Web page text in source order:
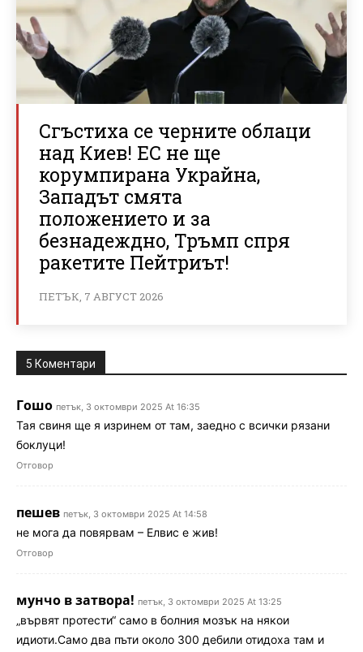
Сгъстиха се черните облаци
над Киев! ЕС не ще
корумпирана Украйна,
Западът смята
положението и за
безнадеждно, Тръмп спря
ракетите Пейтриът!
ПЕТЪК, 7 АВГУСТ 2026
5 Коментари
Гошо петък, 3 октомври 2025 At 16:35
Тая свиня ще я изринем от там, заедно с всички рязани
боклуци!
Отговор
пешев петък, 3 октомври 2025 At 14:58
не мога да повярвам – Елвис е жив!
Отговор
мунчо в затвора! петък, 3 октомври 2025 At 13:25
„вървят протести“ само в болния мозък на някои
идиоти.Само два пъти около 300 дебили отидоха там и